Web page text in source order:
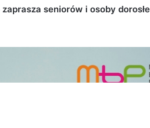
seniorów i osoby